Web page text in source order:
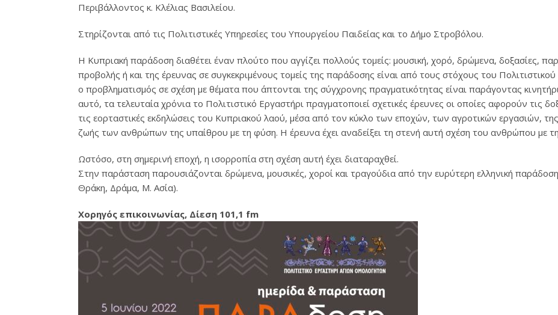
Περιβάλλοντος κ. Κλέλιας Βασιλείου.
Στηρίζονται από τις Πολιτιστικές Υπηρεσίες του Υπουργείου Παιδείας και το Δήμο Στροβόλου.
Η Κυπριακή παράδοση διαθέτει έναν πλούτο που αγγίζει πολλούς τομείς: μουσική, χορό, δρώμενα, δοξασίες,
προβολής ή και της έρευνας σε συγκεκριμένους τομείς της παράδοσης είναι από τους στόχους του
ο προβληματισμός σε σχέση με θέματα που άπτονται της σύγχρονης πραγματικότητας είναι παράγοντας
αυτό, τα τελευταία χρόνια το Πολιτιστικό Εργαστήρι πραγματοποιεί σχετικές έρευνες οι οποίες αφορούν τις
τις εορταστικές εκδηλώσεις του Κυπριακού λαού, μέσα από τον κύκλο των εποχών, των αγροτικών εργασιών,
ζωής των ανθρώπων της υπαίθρου με τη φύση. Η έρευνα έχει αναδείξει τη στενή αυτή σχέση του ανθρώπου με
Ωστόσο, στη σημερινή εποχή, η ισορροπία στη σχέση αυτή έχει διαταραχθεί.
Στην παράσταση παρουσιάζονται δρώμενα, μουσικές, χοροί και τραγούδια από την ευρύτερη ελληνική
Θράκη, Δράμα, Μ. Ασία).
Χορηγός επικοινωνίας, Δίεση 101,1 fm